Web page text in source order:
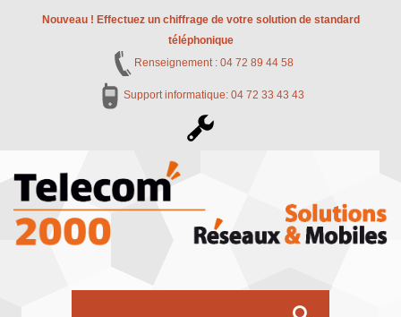
Nouveau ! Effectuez un chiffrage de votre solution de standard
téléphonique
Renseignement : 04 72 89 44 58
Support informatique: 04 72 33 43 43